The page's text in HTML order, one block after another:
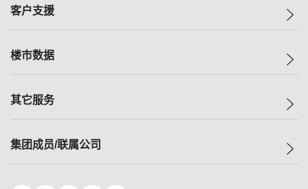
人才招募
一手新房
减价
美联豪宅
独家楼盘
租房
客户支援
自助放盘
查询热线
按揭计算机
负担能力计算机
转按计算机
楼市数据
指数
历史成交
其它服务
小区专页
集团成员/联属公司
美联物业